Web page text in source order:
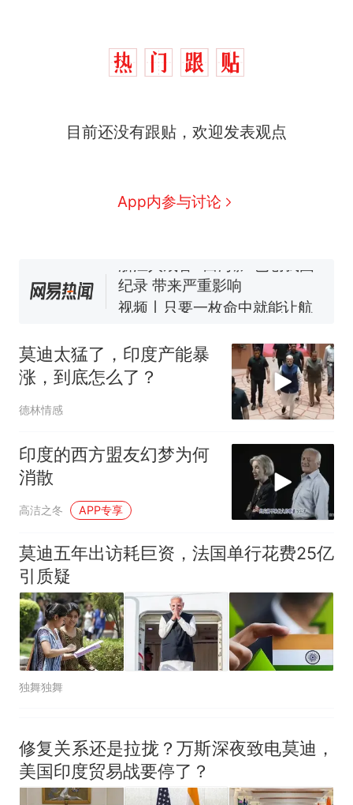
目前还没有跟贴，欢迎发表观点
App内参与讨论
全部作废，公平么？
国大使骑行绕了几乎整个国境
线一圈，还曾两次到中国寻根
5万的小车卖不动，40万以上
视频丨只要一枚命中就能让航
母瘫痪 轰-6J实力有多强？
1千斤稻谷
热
十多万人报名的考试，成绩
全部作废，公平么？
莫迪太猛了，印度产能暴
涨，到底怎么了？
德林情感
印度的西方盟友幻梦为何
消散
高洁之冬 APP专享
莫迪五年出访耗巨资，法国单行花费25亿
引质疑
独舞独舞
修复关系还是拉拢？万斯深夜致电莫迪，
美国印度贸易战要停了？